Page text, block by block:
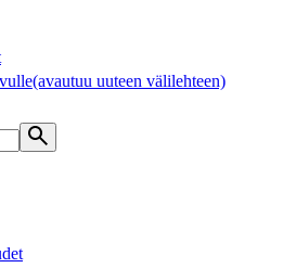
(avautuu uuteen välilehteen)